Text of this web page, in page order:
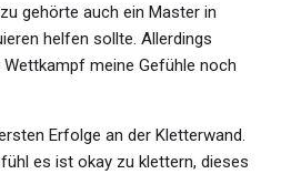
gehörte auch ein Master in
helfen sollte. Allerdings
meine Gefühle noch
Erfolge an der Kletterwand.
es ist okay zu klettern, dieses